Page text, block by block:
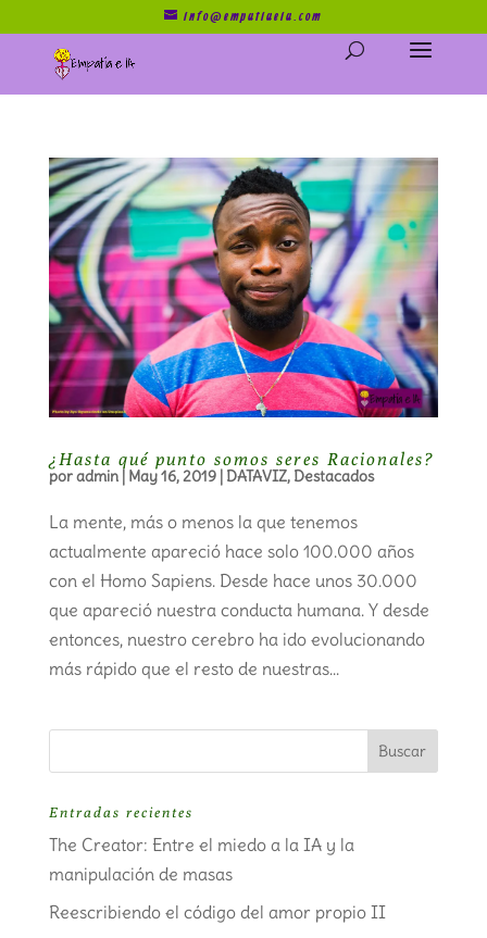
info@empatiaeia.com
¿Hasta qué punto somos seres Racionales?
poradmin| May 16, 2019| DATAVIZ, Destacados
La mente, más o menos la que tenemos
actualmente apareció hace solo 100.000 años
con el Homo Sapiens. Desde hace unos 30.000
que apareció nuestra conducta humana. Y desde
entonces, nuestro cerebro ha ido evolucionando
más rápido que el resto de nuestras...
Entradas recientes
The Creator: Entre el miedo a la IA y la
manipulación de masas
Reescribiendo el código del amor propio II